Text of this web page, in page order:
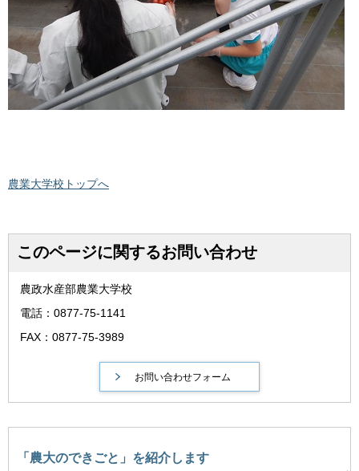
農業大学校トップへ
このページに関するお問い合わせ
農政水産部農業大学校
電話：0877-75-1141
FAX：0877-75-3989
「農大のできごと」を紹介します